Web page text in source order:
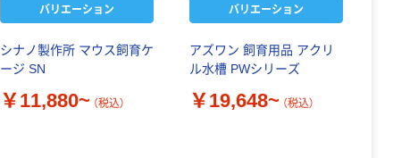
バリエーション
シナノ製作所 マウス飼育ケ
ージ SN
￥11,880~ （税込）
バリエーション
アズワン 飼育用品 アクリ
ル水槽 PWシリーズ
￥19,648~ （税込）